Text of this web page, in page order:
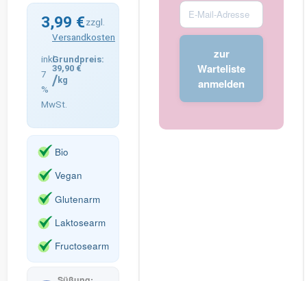
3,99 €
inkl.
7
%
MwSt.
zzgl.
Versandkosten
39,90 €
/ kg
Bio
Vegan
Glutenarm
Laktosearm
Fructosearm
Enter
your
email
address
waitlist
zur
Warteliste
anmelden